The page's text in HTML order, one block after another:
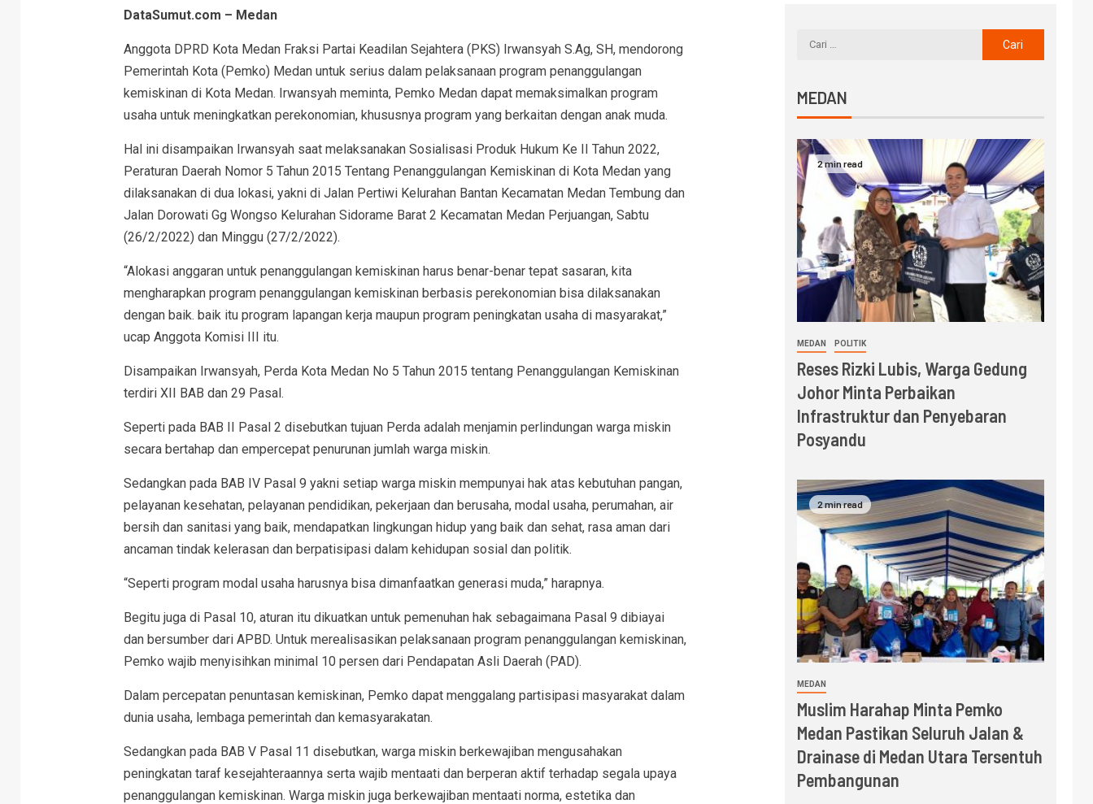
DataSumut.com – Medan
Anggota DPRD Kota Medan Fraksi Partai Keadilan Sejahtera (PKS) Irwansyah S.Ag, SH, mendorong
Pemerintah Kota (Pemko) Medan untuk serius dalam pelaksanaan program penanggulangan
kemiskinan di Kota Medan. Irwansyah meminta, Pemko Medan dapat memaksimalkan program
usaha untuk meningkatkan perekonomian, khususnya program yang berkaitan dengan anak muda.
Hal ini disampaikan Irwansyah saat melaksanakan Sosialisasi Produk Hukum Ke II Tahun 2022,
Peraturan Daerah Nomor 5 Tahun 2015 Tentang Penanggulangan Kemiskinan di Kota Medan yang
dilaksanakan di dua lokasi, yakni di Jalan Pertiwi Kelurahan Bantan Kecamatan Medan Tembung dan
Jalan Dorowati Gg Wongso Kelurahan Sidorame Barat 2 Kecamatan Medan Perjuangan, Sabtu
(26/2/2022) dan Minggu (27/2/2022).
“Alokasi anggaran untuk penanggulangan kemiskinan harus benar-benar tepat sasaran, kita
mengharapkan program penanggulangan kemiskinan berbasis perekonomian bisa dilaksanakan
dengan baik. baik itu program lapangan kerja maupun program peningkatan usaha di masyarakat,”
ucap Anggota Komisi III itu.
Disampaikan Irwansyah, Perda Kota Medan No 5 Tahun 2015 tentang Penanggulangan Kemiskinan
terdiri XII BAB dan 29 Pasal.
Seperti pada BAB II Pasal 2 disebutkan tujuan Perda adalah menjamin perlindungan warga miskin
secara bertahap dan empercepat penurunan jumlah warga miskin.
Sedangkan pada BAB IV Pasal 9 yakni setiap warga miskin mempunyai hak atas kebutuhan pangan,
pelayanan kesehatan, pelayanan pendidikan, pekerjaan dan berusaha, modal usaha, perumahan, air
bersih dan sanitasi yang baik, mendapatkan lingkungan hidup yang baik dan sehat, rasa aman dari
ancaman tindak kelerasan dan berpatisipasi dalam kehidupan sosial dan politik.
“Seperti program modal usaha harusnya bisa dimanfaatkan generasi muda,” harapnya.
Begitu juga di Pasal 10, aturan itu dikuatkan untuk pemenuhan hak sebagaimana Pasal 9 dibiayai
dan bersumber dari APBD. Untuk merealisasikan pelaksanaan program penanggulangan kemiskinan,
Pemko wajib menyisihkan minimal 10 persen dari Pendapatan Asli Daerah (PAD).
Dalam percepatan penuntasan kemiskinan, Pemko dapat menggalang partisipasi masyarakat dalam
dunia usaha, lembaga pemerintah dan kemasyarakatan.
Sedangkan pada BAB V Pasal 11 disebutkan, warga miskin berkewajiban mengusahakan
peningkatan taraf kesejahteraannya serta wajib mentaati dan berperan aktif terhadap segala upaya
penanggulangan kemiskinan. Warga miskin juga berkewajiban mentaati norma, estetika dan
MEDAN
2 min read
MEDAN POLITIK
Reses Rizki Lubis, Warga Gedung
Johor Minta Perbaikan
Infrastruktur dan Penyebaran
Posyandu
2 min read
MEDAN
Muslim Harahap Minta Pemko
Medan Pastikan Seluruh Jalan &
Drainase di Medan Utara Tersentuh
Pembangunan